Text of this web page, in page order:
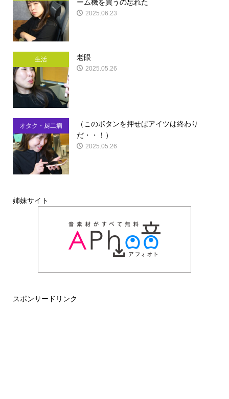
ーム機を買うの忘れた
2025.06.23
生活 老眼
2025.05.26
オタク・厨二病
（このボタンを押せばアイツは終わり
だ・・！）
2025.05.26
姉妹サイト
スポンサードリンク